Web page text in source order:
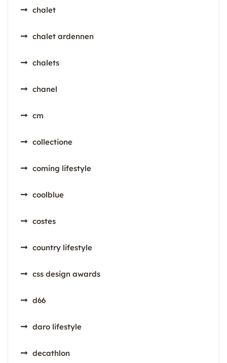
chalet
chalet ardennen
chalets
chanel
cm
collectione
coming lifestyle
coolblue
costes
country lifestyle
css design awards
d66
daro lifestyle
decathlon